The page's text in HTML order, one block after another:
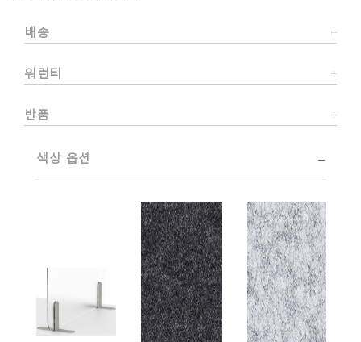
배송
워런티
반품
색상 옵션